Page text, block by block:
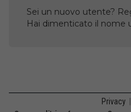
Sei un nuovo utente?
Hai dimenticato il nome
Privacy